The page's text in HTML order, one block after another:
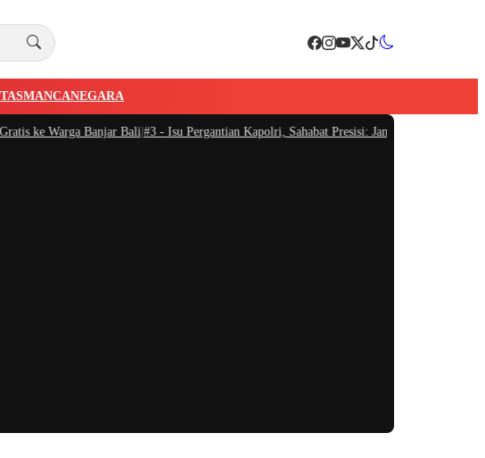
MANCANEGARA
ke Warga Banjar Bali|#3 -Isu Pergantian Kapolri, Sahabat Presisi: Jangan Ganggu